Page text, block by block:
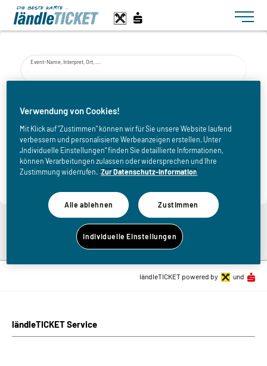
Toggle
Event-Name, Interpret, Ort, ...
bis
Zurück zur Übersicht
ländleTICKET Service
ländleTICKET powered by und
Verwendung von Cookies!
Mit Klick auf "Zustimmen" können wir für Sie unsere Website laufend
verbessern und personalisierte Werbeanzeigen erstellen. Unter
„Individuelle Einstellungen“ finden Sie detaillierte Informationen,
können Verarbeitungen zulassen oder widersprechen und Ihre
Zustimmung widerrufen. Zur Datenschutz-Information
Alle ablehnen Zustimmen
Individuelle Einstellungen